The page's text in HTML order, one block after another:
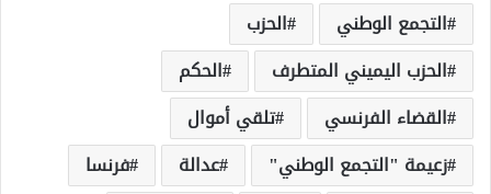
التجمع الوطني
الحزب
الحزب اليميني المتطرف
الحكم
القضاء الفرنسي
تلقي أموال
زعيمة "التجمع الوطني"
عدالة
فرنسا